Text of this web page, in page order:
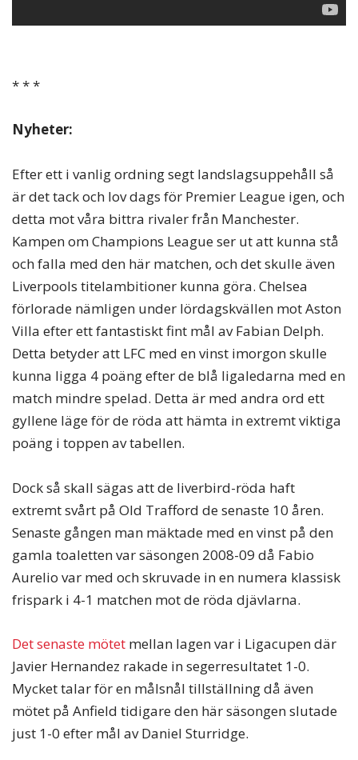
* * *
Nyheter:
Efter ett i vanlig ordning segt landslagsuppehåll så
är det tack och lov dags för Premier League igen, och
detta mot våra bittra rivaler från Manchester.
Kampen om Champions League ser ut att kunna stå
och falla med den här matchen, och det skulle även
Liverpools titelambitioner kunna göra. Chelsea
förlorade nämligen under lördagskvällen mot Aston
Villa efter ett fantastiskt fint mål av Fabian Delph.
Detta betyder att LFC med en vinst imorgon skulle
kunna ligga 4 poäng efter de blå ligaledarna med en
match mindre spelad. Detta är med andra ord ett
gyllene läge för de röda att hämta in extremt viktiga
poäng i toppen av tabellen.
Dock så skall sägas att de liverbird-röda haft
extremt svårt på Old Trafford de senaste 10 åren.
Senaste gången man mäktade med en vinst på den
gamla toaletten var säsongen 2008-09 då Fabio
Aurelio var med och skruvade in en numera klassisk
frispark i 4-1 matchen mot de röda djävlarna.
Det senaste mötet mellan lagen var i Ligacupen där
Javier Hernandez rakade in segerresultatet 1-0.
Mycket talar för en målsnål tillställning då även
mötet på Anfield tidigare den här säsongen slutade
just 1-0 efter mål av Daniel Sturridge.